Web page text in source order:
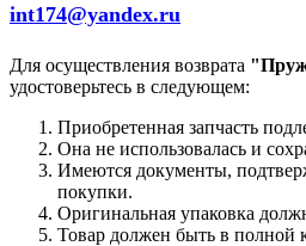
int174@yandex.ru
Для осуществления возврата
удостоверьтесь в следующем:
Приобретенная запчасть
Она не использовалась и
Имеются документы,
покупки.
Оригинальная упаковка
Товар должен быть в полной